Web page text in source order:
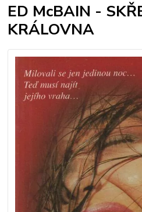
ED McBAIN -
KRÁLOVNA